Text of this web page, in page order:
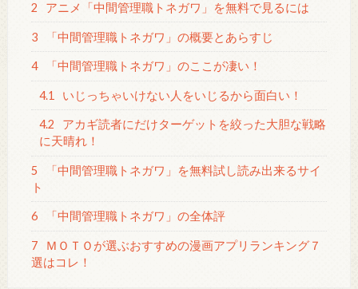
2 アニメ「中間管理職トネガワ」を無料で見るには
3 「中間管理職トネガワ」の概要とあらすじ
4 「中間管理職トネガワ」のここが凄い！
4.1 いじっちゃいけない人をいじるから面白い！
4.2
アカギ読者にだけターゲットを絞った大胆な戦略
に天晴れ！
5
「中間管理職トネガワ」を無料試し読み出来るサイ
ト
6 「中間管理職トネガワ」の全体評
7
ＭＯＴＯが選ぶおすすめの漫画アプリランキング７
選はコレ！